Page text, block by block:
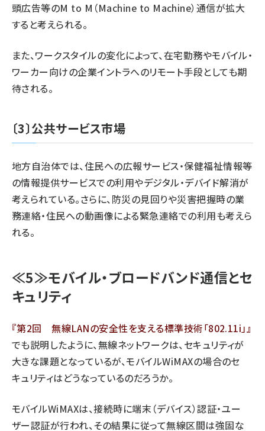
頭広告等のM to M（Machine to Machine）通信が拡大
すると考えられる。
また、ワークスタイルの変化によって、在宅勤務やモバイル・
ワーカー向けの企業イントラへのリモート手段としても期
待される。
〔3〕公共サービス市場
地方自治体では、住民への広報サービス・保健福祉情報等
の情報提供サービスでの利用やデジタル・デバイド解消が
考えられている。さらに、防災の見回りや災害把握時の業
務連絡・住民への動画像による緊急連絡での利用も考えら
れる。
≪5≫モバイル・ブロードバンド通信とセ
キュリティ
『第2回 無線LANの安全性を支える標準技術「802.11i」』
でも説明したように、無線ネットワークは、セキュリティが
大きな課題となっているが、モバイルWiMAXの場合のセ
キュリティはどうなっているのだろうか。
モバイルWiMAXは、接続時に端末（デバイス）認証・ユー
ザー認証が行われ、その結果に従って無線区間は強固な